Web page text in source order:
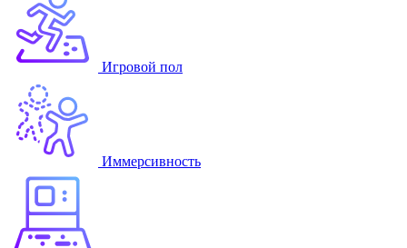
Игровой пол
Иммерсивность